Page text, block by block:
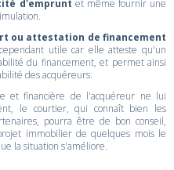
d'emprunt et même fournir une
ou attestation de financement
utile car elle atteste qu'un
du financement, et permet ainsi
des acquéreurs.
et financière de l'acquéreur ne lui
le courtier, qui connaît bien les
pourra être de bon conseil,
immobilier de quelques mois le
la situation s'améliore.